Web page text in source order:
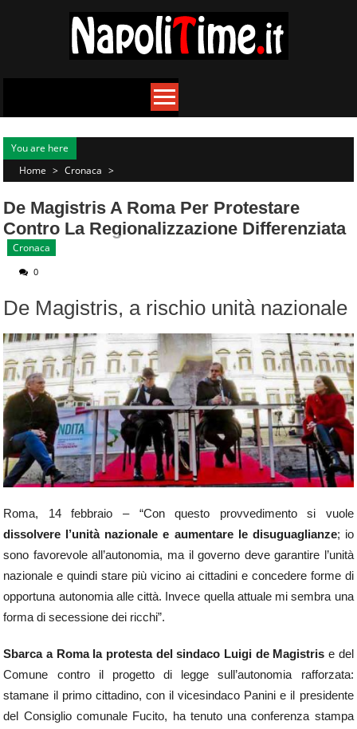
You are here
Home > Cronaca >
De Magistris A Roma Per Protestare
Contro La Regionalizzazione Differenziata
Cronaca
0
De Magistris, a rischio unità nazionale
Roma, 14 febbraio – “Con questo provvedimento si vuole
dissolvere l’unità nazionale e aumentare le disuguaglianze; io
sono favorevole all’autonomia, ma il governo deve garantire l’unità
nazionale e quindi stare più vicino ai cittadini e concedere forme di
opportuna autonomia alle città. Invece quella attuale mi sembra una
forma di secessione dei ricchi”.
Sbarca a Roma la protesta del sindaco Luigi de Magistris e del
Comune contro il progetto di legge sull’autonomia rafforzata:
stamane il primo cittadino, con il vicesindaco Panini e il presidente
del Consiglio comunale Fucito, ha tenuto una conferenza stampa